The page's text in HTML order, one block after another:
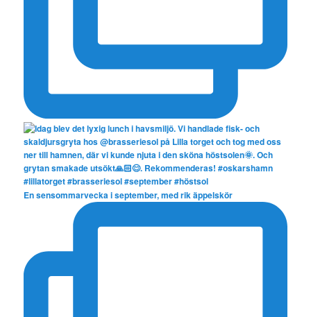
En sensommarvecka i september, med rik äppelskör